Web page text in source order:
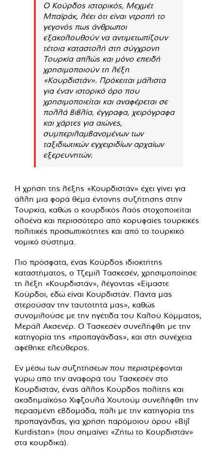
Ο Κούρδος ιστορικός, Μεχμέτ
Μπαϊράκ, λέει ότι είναι ντροπή το
γεγονός πως άνθρωποι
εξακολουθούν να αντιμετωπίζουν
τέτοια καταστολή στη σύγχρονη
Τουρκία απλώς και μόνο επειδή
χρησιμοποιούν τη λέξη
«Κουρδιστάν». Πρόκειται μάλιστα
για έναν ιστορικό όρο που
χρησιμοποιείται και αναφέρεται σε
πολλά βιβλία, έγγραφα, χειρόγραφα
και χάρτες για αιώνες,
συμπεριλαμβανομένων των
ταξιδιωτικών εγχειριδίων αρχαίων
εξερευνητών.
Η χρήση της λέξης «Κουρδιστάν» έχει γίνει για
άλλη μια φορά θέμα έντονης συζήτησης στην
Τουρκία, καθώς ο κουρδικός λαός στοχοποιείται
ολοένα και περισσότερο από κορυφαίες τουρκικές
πολιτικές προσωπικότητες και από το τουρκικό
νομικό σύστημα.
Πιο πρόσφατα, ένας Κούρδος ιδιοκτήτης
καταστήματος, ο Τζεμίλ Τασκεσέν, χρησιμοποίησε
τη λέξη «Κουρδιστάν», λέγοντας «Είμαστε
Κούρδοι, εδώ είναι Κουρδιστάν. Πάντα μας
στερούσαν την ταυτότητά μας», καθώς
συνομιλούσε με την ηγέτιδα του Καλού Κόμματος,
Μεράλ Ακσενέρ. Ο Τασκεσέν συνελήφθη με την
κατηγορία της «προπαγάνδας», και στη συνέχεια
αφέθηκε ελεύθερος.
Εν μέσω των συζητήσεων που περιστρέφονται
γύρω από την αναφορά του Τασκεσέν στο
Κουρδιστάν, ένας άλλος Κούρδος πολίτης και
ακαδημαϊκόςο Χιφζουλά Χουτούμ συνελήφθη την
περασμένη εβδομάδα, πάλι με την κατηγορία της
προπαγάνδας, για χρήση παρόμοιου όρου «Bijî
Kurdistan» (που σημαίνει «Ζήτω το Κουρδιστάν»
στα κουρδικά).